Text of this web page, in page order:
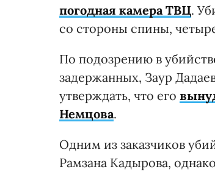
погодная камера ТВЦ.
со стороны спины,
По подозрению в
задержанных, Заур
утверждать, что его
Немцова.
Одним из заказчиков
Рамзана Кадырова, однако